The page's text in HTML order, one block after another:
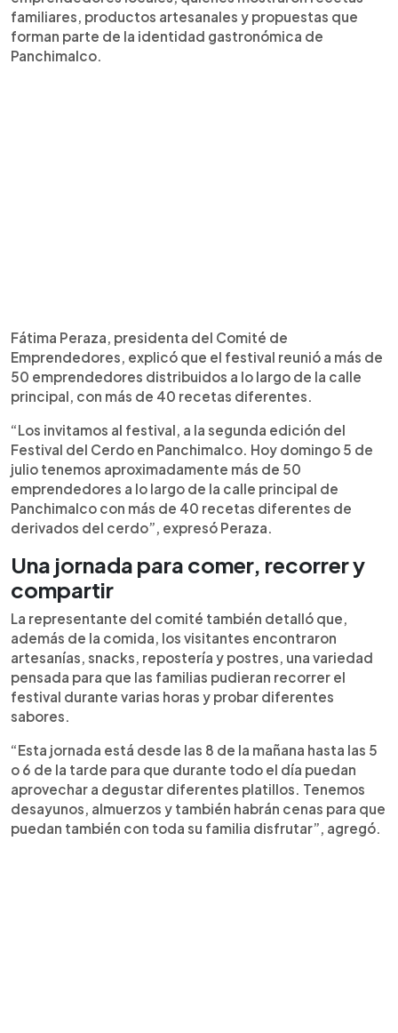
familiares, productos artesanales y propuestas que
forman parte de la identidad gastronómica de
Panchimalco.
Fátima Peraza, presidenta del Comité de
Emprendedores, explicó que el festival reunió a más de
50 emprendedores distribuidos a lo largo de la calle
principal, con más de 40 recetas diferentes.
“Los invitamos al festival, a la segunda edición del
Festival del Cerdo en Panchimalco. Hoy domingo 5 de
julio tenemos aproximadamente más de 50
emprendedores a lo largo de la calle principal de
Panchimalco con más de 40 recetas diferentes de
derivados del cerdo”, expresó Peraza.
Una jornada para comer, recorrer y
compartir
La representante del comité también detalló que,
además de la comida, los visitantes encontraron
artesanías, snacks, repostería y postres, una variedad
pensada para que las familias pudieran recorrer el
festival durante varias horas y probar diferentes
sabores.
“Esta jornada está desde las 8 de la mañana hasta las 5
o 6 de la tarde para que durante todo el día puedan
aprovechar a degustar diferentes platillos. Tenemos
desayunos, almuerzos y también habrán cenas para que
puedan también con toda su familia disfrutar”, agregó.